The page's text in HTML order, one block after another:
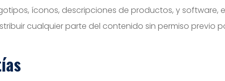
íconos, descripciones de productos, y software,
cualquier parte del contenido sin permiso previo